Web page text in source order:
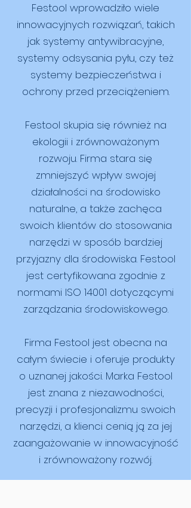
Festool wprowadziło wiele
innowacyjnych rozwiązań, takich
jak systemy antywibracyjne,
systemy odsysania pyłu, czy też
systemy bezpieczeństwa i
ochrony przed przeciążeniem.
Festool skupia się również na
ekologii i zrównoważonym
rozwoju. Firma stara się
zmniejszyć wpływ swojej
działalności na środowisko
naturalne, a także zachęca
swoich klientów do stosowania
narzędzi w sposób bardziej
przyjazny dla środowiska. Festool
jest certyfikowana zgodnie z
normami ISO 14001 dotyczącymi
zarządzania środowiskowego.
Firma Festool jest obecna na
całym świecie i oferuje produkty
o uznanej jakości. Marka Festool
jest znana z niezawodności,
precyzji i profesjonalizmu swoich
narzędzi, a klienci cenią ją za jej
zaangażowanie w innowacyjność
i zrównoważony rozwój.